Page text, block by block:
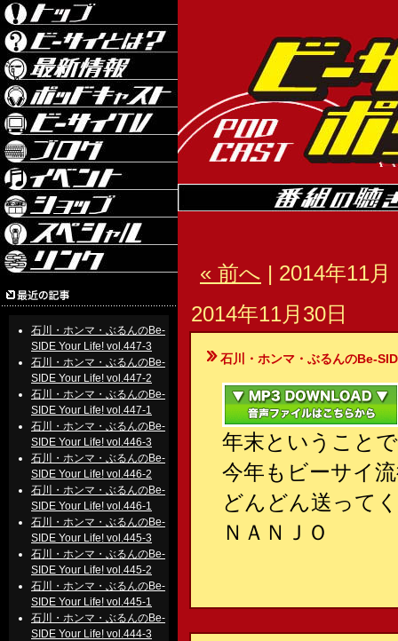
石川・ホンマ・ぶるんのBe-
SIDE Your Life! vol.447-3
石川・ホンマ・ぶるんのBe-
SIDE Your Life! vol.447-2
石川・ホンマ・ぶるんのBe-
SIDE Your Life! vol.447-1
石川・ホンマ・ぶるんのBe-
SIDE Your Life! vol.446-3
石川・ホンマ・ぶるんのBe-
SIDE Your Life! vol.446-2
石川・ホンマ・ぶるんのBe-
SIDE Your Life! vol.446-1
石川・ホンマ・ぶるんのBe-
SIDE Your Life! vol.445-3
石川・ホンマ・ぶるんのBe-
SIDE Your Life! vol.445-2
石川・ホンマ・ぶるんのBe-
SIDE Your Life! vol.445-1
石川・ホンマ・ぶるんのBe-
SIDE Your Life! vol.444-3
« 前へ | 2014年11
2014年11月30日
石川・ホンマ・ぶるんのBe-
年末ということ
今年もビーサイ
どんどん送って
ＮＡＮＪＯ